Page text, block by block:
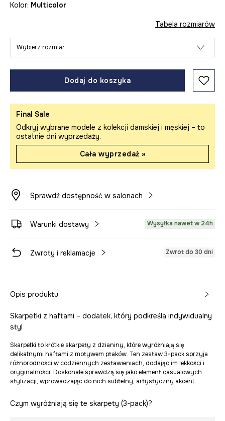
Kolor: multicolor
Tabela rozmiarów
Wybierz rozmiar
Dodaj do koszyka
Final Sale
Odkryj wybrane modele z kolekcji damskiej i męskiej – to
ostatnie dni wyprzedaży.
Cała wyprzedaż »
Sprawdź dostępność w salonach
Warunki dostawy Wysyłka nawet w 24h
Zwroty i reklamacje Zwrot do 30 dni
Opis produktu
Skarpetki z haftami – dodatek, który podkreśla indywidualny
styl
Skarpetki to krótkie skarpety z dzianiny, które wyróżniają się
delikatnymi haftami z motywem ptaków. Ten zestaw 3-pack sprzyja
różnorodności w codziennych zestawieniach, dodając im lekkości i
oryginalności. Doskonale sprawdzą się jako element casualowych
stylizacji, wprowadzając do nich subtelny, artystyczny akcent.
Czym wyróżniają się te skarpety (3-pack)?